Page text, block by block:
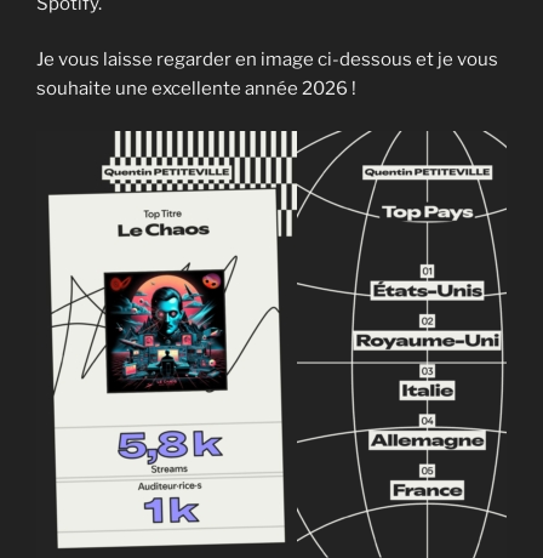
Je vous laisse regarder en image ci-dessous et je vous
souhaite une excellente année 2026 !